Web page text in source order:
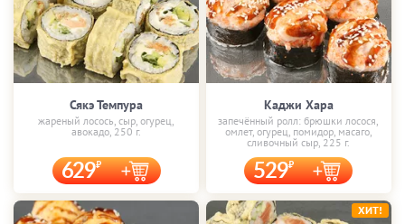
Сякэ Темпура
жареный лосось, сыр, огурец,
авокадо, 250 г.
629
Каджи Хара
запечённый ролл: брюшки лосося,
омлет, огурец, помидор, масаго,
сливочный сыр, 225 г.
529
ХИТ!